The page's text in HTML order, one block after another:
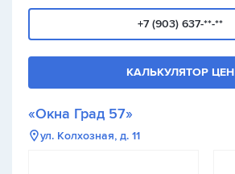
+7 (903) 637-**-**
КАЛЬКУЛЯТОР ЦЕН
«Окна Град 57»
ул. Колхозная, д. 11